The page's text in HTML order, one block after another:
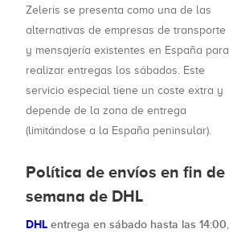
Zeleris se presenta como una de las
alternativas de empresas de transporte
y mensajería existentes en España para
realizar entregas los sábados. Este
servicio especial tiene un coste extra y
depende de la zona de entrega
(limitándose a la España peninsular).
Política de envíos en fin de
semana de DHL
DHL entrega en sábado hasta las 14:00